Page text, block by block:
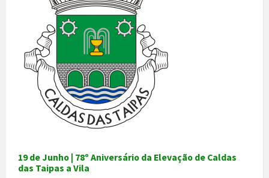
19 de Junho | 78º Aniversário da Elevação de Caldas
das Taipas a Vila